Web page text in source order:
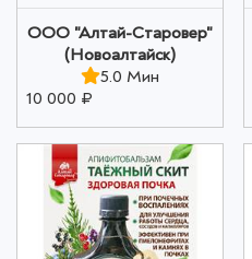
ООО "Алтай-Старовер"
(Новоалтайск)
5.0 Мин
10 000 ₽